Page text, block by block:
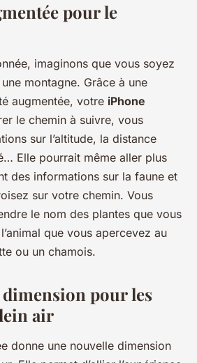
pour le
imaginons que vous soyez
montagne. Grâce à une
augmentée, votre iPhone
le chemin à suivre, vous
sur l’altitude, la distance
Elle pourrait même aller plus
des informations sur la faune et
sur votre chemin. Vous
le nom des plantes que vous
que vous apercevez au
ou un chamois.
pour les
air
donne une nouvelle dimension